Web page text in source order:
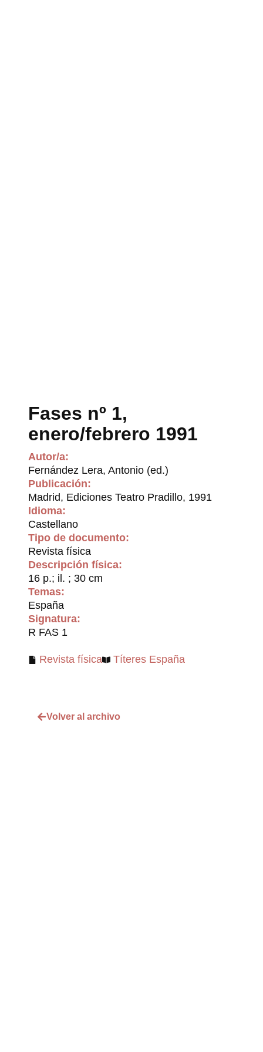
Fases nº 1,
enero/febrero 1991
Autor/a:
Fernández Lera, Antonio (ed.)
Publicación:
Madrid, Ediciones Teatro Pradillo, 1991
Idioma:
Castellano
Tipo de documento:
Revista física
Descripción física:
16 p.; il. ; 30 cm
Temas:
España
Signatura:
R FAS 1
Revista física Títeres España
Volver al archivo